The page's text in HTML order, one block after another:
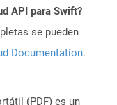
API para Swift?
se pueden
Documentation.
(PDF) es un